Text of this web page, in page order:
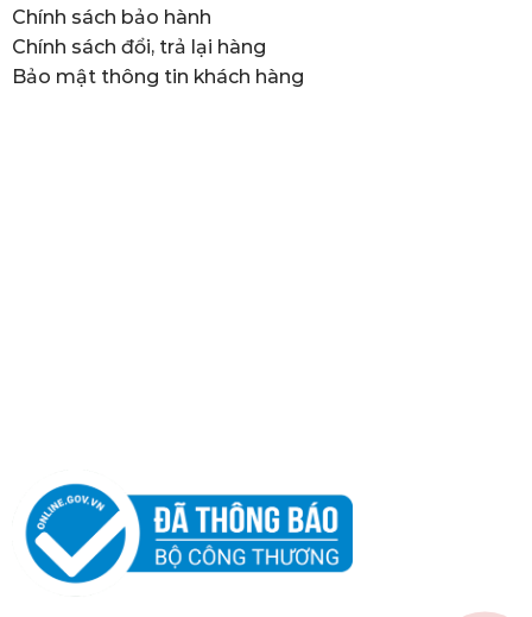
Chính sách bảo hành
Chính sách đổi, trả lại hàng
Bảo mật thông tin khách hàng